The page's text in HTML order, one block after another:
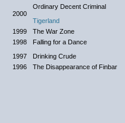
2000
Ordinary Decent Criminal
Tigerland
1999
The War Zone
1998
Falling for a Dance
1997
Drinking Crude
1996
The Disappearance of Finbar